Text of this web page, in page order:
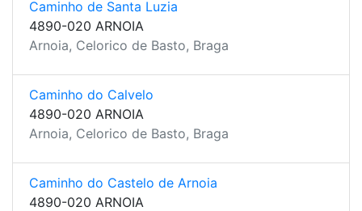
Caminho de Santa Luzia
4890-020 ARNOIA
Arnoia, Celorico de Basto, Braga
Caminho do Calvelo
4890-020 ARNOIA
Arnoia, Celorico de Basto, Braga
Caminho do Castelo de Arnoia
4890-020 ARNOIA